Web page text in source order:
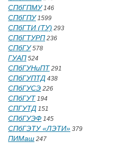
СПбГПМУ146
СПбГПУ1599
СПбГТИ (ТУ) 293
СПбГТУРП 236
СПбГУ578
ГУАП 524
СПбГУНиПТ 291
СПбГУПТД 438
СПбГУСЭ 226
СПбГУТ 194
СПГУТД 151
СПбГУЭФ 145
СПбГЭТУ «ЛЭТИ» 379
ПИМаш 247